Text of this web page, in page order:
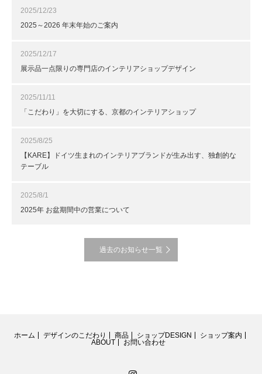
2025/12/23
2025～2026 年末年始のご案内
2025/12/17
展示品一点限りの専門店のインテリアショップデザイン
2025/11/11
「こだわり」を大切にする、京都のインテリアショップ
2025/8/25
【KARE】ドイツ生まれのインテリアブランドが生み出す、独創的な
テーブル
2025/8/1
2025年 お盆期間中の営業について
過去のお知らせ一覧
ホーム デザインのこだわり 商品 ショップDESIGN
ショップ案内
ABOUT
お問い合わせ